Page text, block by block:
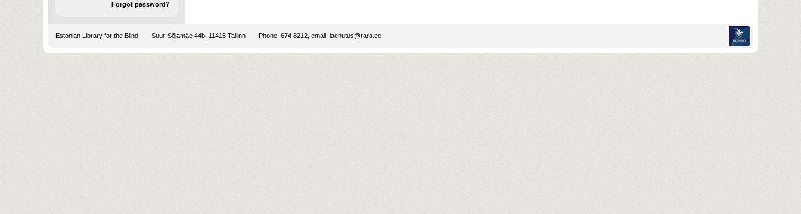
Forgot password?
Estonian Library for the Blind Suur-Sõjamäe 44b, 11415 Tallinn Phone: 674 8212, email: laenutus@rara.ee